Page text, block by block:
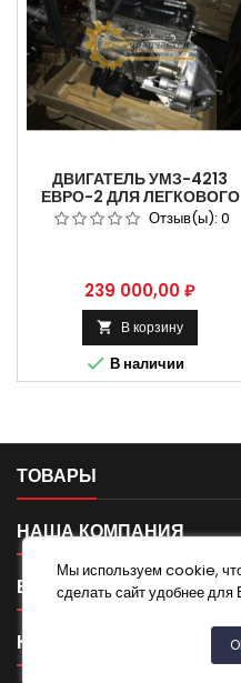
ДВИГАТЕЛЬ УМЗ-4213
ЕВРО-2 ДЛЯ ЛЕГКОВОГО
КОММЕРЧЕСКОГО
АВТОМОБИЛЯ «УАЗ».
Отзыв(ы): 0
Цена
239 000,00 ₽
 В корзину
 В наличии
ТОВАРЫ
НАША КОМПАНИЯ
ВАША УЧЕТНАЯ
КОНТАКТ
Мы используем cookie,
сделать сайт удобнее для